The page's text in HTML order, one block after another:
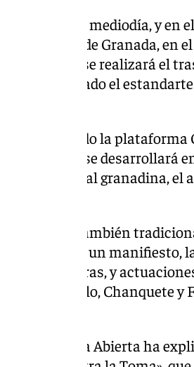
pasado el mediodía, y en
Arzobispado de Granada, en
la Catedral se realizará el
será tremolado el
ha explicado la
del Carmen, se desarrollará
de la capital granadina, el
una línea también
la lectura de un manifiesto,
de Paco Vigueras, y
Pepa Merlo, Chanquete
Granada Abierta ha